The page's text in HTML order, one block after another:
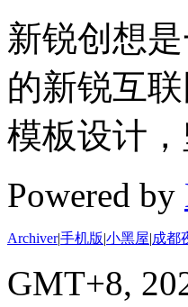
新锐创想
的新锐互
模板设计
Powered by
Archiver|手机版|小黑屋|成都
GMT+8,